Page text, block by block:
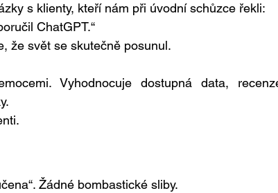
s klienty, kteří nám při úvodní schůzce řekli:
ChatGPT.“
že svět se skutečně posunul.
Vyhodnocuje dostupná data,
Žádné bombastické sliby.